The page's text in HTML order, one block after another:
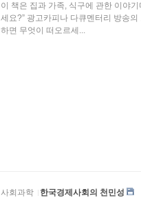
이 책은 집과 가족, 식구에 관한 이야
세요?” 광고카피나 다큐멘터리 방송
하면 무엇이 떠오르세...
사회과학
한국경제사회의 천민성